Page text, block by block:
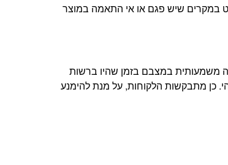
לתקנון, למעט במקרים שיש פגם או אי התאמה במוצר
משמעותית במצבם בזמן שהיו ברשות
כן מתבקשות הלקוחות, על מנת להימנע